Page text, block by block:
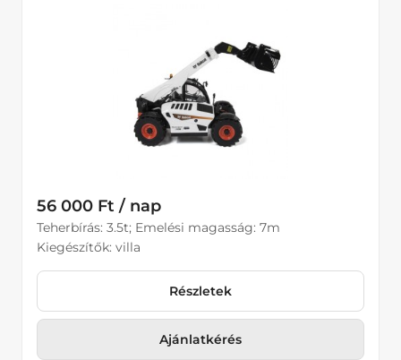
56 000 Ft / nap
Teherbírás: 3.5t; Emelési magasság: 7m
Kiegészítők: villa
Részletek
Ajánlatkérés